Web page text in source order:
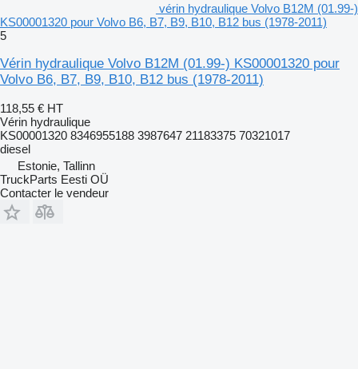
vérin hydraulique Volvo B12M (01.99-)
KS00001320 pour Volvo B6, B7, B9, B10, B12 bus (1978-2011)
5
Vérin hydraulique Volvo B12M (01.99-) KS00001320 pour
Volvo B6, B7, B9, B10, B12 bus (1978-2011)
118,55 € HT
Vérin hydraulique
KS00001320 8346955188 3987647 21183375 70321017
diesel
Estonie, Tallinn
TruckParts Eesti OÜ
Contacter le vendeur